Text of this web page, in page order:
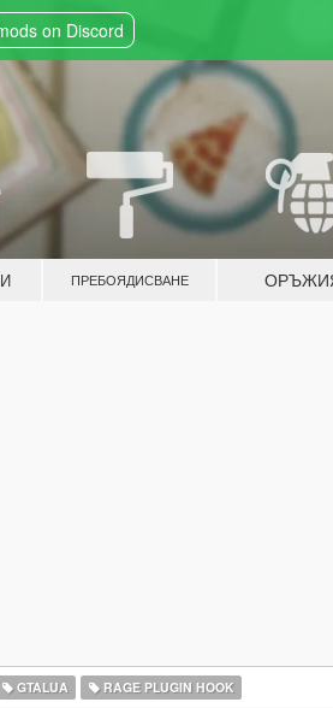
on Discord
ПРЕБОЯДИСВАНЕ
GTALUA RAGE PLUGIN HOOK